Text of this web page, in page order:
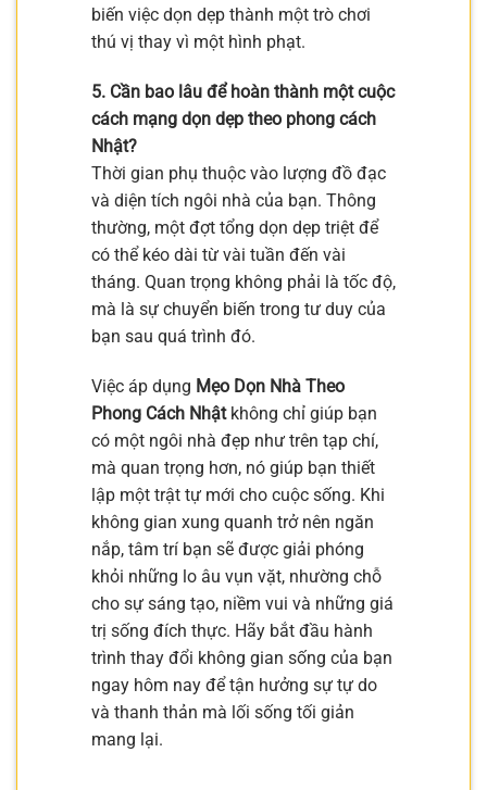
biến việc dọn dẹp thành một trò chơi
thú vị thay vì một hình phạt.
5. Cần bao lâu để hoàn thành một cuộc
cách mạng dọn dẹp theo phong cách
Nhật?
Thời gian phụ thuộc vào lượng đồ đạc
và diện tích ngôi nhà của bạn. Thông
thường, một đợt tổng dọn dẹp triệt để
có thể kéo dài từ vài tuần đến vài
tháng. Quan trọng không phải là tốc độ,
mà là sự chuyển biến trong tư duy của
bạn sau quá trình đó.
Việc áp dụng Mẹo Dọn Nhà Theo
Phong Cách Nhậtkhông chỉ giúp bạn
có một ngôi nhà đẹp như trên tạp chí,
mà quan trọng hơn, nó giúp bạn thiết
lập một trật tự mới cho cuộc sống. Khi
không gian xung quanh trở nên ngăn
nắp, tâm trí bạn sẽ được giải phóng
khỏi những lo âu vụn vặt, nhường chỗ
cho sự sáng tạo, niềm vui và những giá
trị sống đích thực. Hãy bắt đầu hành
trình thay đổi không gian sống của bạn
ngay hôm nay để tận hưởng sự tự do
và thanh thản mà lối sống tối giản
mang lại.